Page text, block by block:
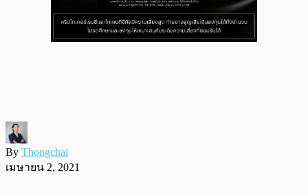
By Thongchai
เมษายน 2, 2021